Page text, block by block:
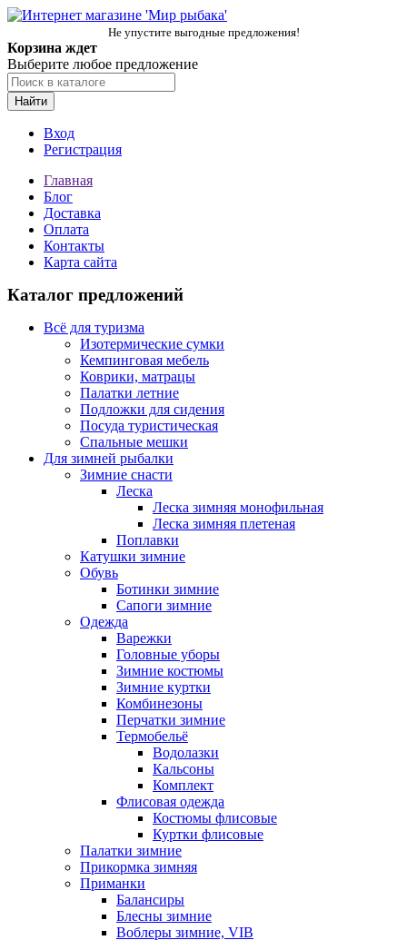
Не упустите выгодные предложения!
Корзина ждет
Выберите любое предложение
Найти
Вход
Регистрация
Главная
Блог
Доставка
Оплата
Контакты
Карта сайта
Каталог предложений
Всё для туризма
Изотермические сумки
Кемпинговая мебель
Коврики, матрацы
Палатки летние
Подложки для сидения
Посуда туристическая
Спальные мешки
Для зимней рыбалки
Зимние снасти
Леска
Леска зимняя монофильная
Леска зимняя плетеная
Поплавки
Катушки зимние
Обувь
Ботинки зимние
Сапоги зимние
Одежда
Варежки
Головные уборы
Зимние костюмы
Зимние куртки
Комбинезоны
Перчатки зимние
Термобельё
Водолазки
Кальсоны
Комплект
Флисовая одежда
Костюмы флисовые
Куртки флисовые
Палатки зимние
Прикормка зимняя
Приманки
Балансиры
Блесны зимние
Воблеры зимние, VIB